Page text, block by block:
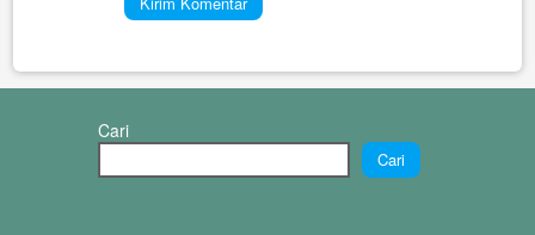
Cari
Cari